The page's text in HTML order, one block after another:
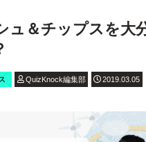
ュ＆チップスを大
QuizKnock編集部 2019.03.05